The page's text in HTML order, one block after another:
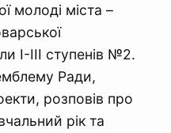
молоді міста –
І-ІІІ ступенів №2.
Ради,
розповів про
рік та